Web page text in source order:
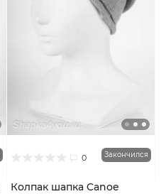
0 Закончился
Колпак шапка Canoe